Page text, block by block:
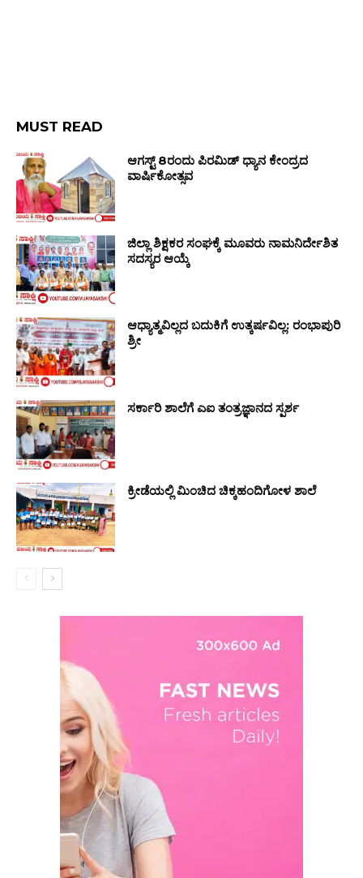
MUST READ
ಆಗಸ್ಟ್ 8ರಂದು ಪಿರಮಿಡ್ ಧ್ಯಾನ ಕೇಂದ್ರದ
ವಾರ್ಷಿಕೋತ್ಸವ
ಜಿಲ್ಲಾ ಶಿಕ್ಷಕರ ಸಂಘಕ್ಕೆ ಮೂವರು ನಾಮನಿರ್ದೇಶಿತ
ಸದಸ್ಯರ ಆಯ್ಕೆ
ಆಧ್ಯಾತ್ಮವಿಲ್ಲದ ಬದುಕಿಗೆ ಉತ್ಕರ್ಷವಿಲ್ಲ: ರಂಭಾಪುರಿ
ಶ್ರೀ
ಸರ್ಕಾರಿ ಶಾಲೆಗೆ ಎಐ ತಂತ್ರಜ್ಞಾನದ ಸ್ಪರ್ಶ
ಕ್ರೀಡೆಯಲ್ಲಿ ಮಿಂಚಿದ ಚಿಕ್ಕಹಂದಿಗೋಳ ಶಾಲೆ